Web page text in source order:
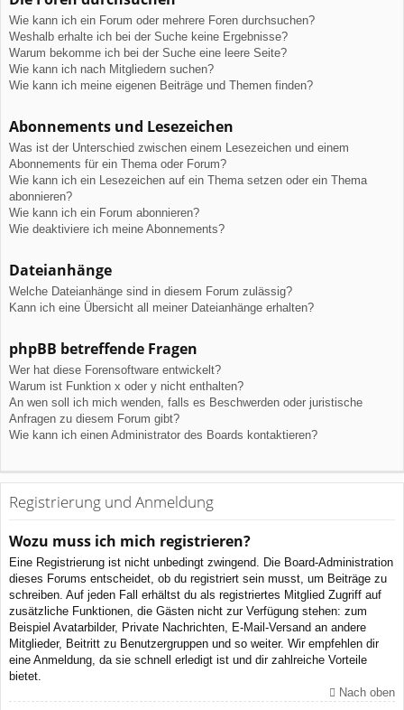
Wie kann ich ein Forum oder mehrere Foren durchsuchen?
Weshalb erhalte ich bei der Suche keine Ergebnisse?
Warum bekomme ich bei der Suche eine leere Seite?
Wie kann ich nach Mitgliedern suchen?
Wie kann ich meine eigenen Beiträge und Themen finden?
Abonnements und Lesezeichen
Was ist der Unterschied zwischen einem Lesezeichen und einem
Abonnements für ein Thema oder Forum?
Wie kann ich ein Lesezeichen auf ein Thema setzen oder ein Thema
abonnieren?
Wie kann ich ein Forum abonnieren?
Wie deaktiviere ich meine Abonnements?
Dateianhänge
Welche Dateianhänge sind in diesem Forum zulässig?
Kann ich eine Übersicht all meiner Dateianhänge erhalten?
phpBB betreffende Fragen
Wer hat diese Forensoftware entwickelt?
Warum ist Funktion x oder y nicht enthalten?
An wen soll ich mich wenden, falls es Beschwerden oder juristische
Anfragen zu diesem Forum gibt?
Wie kann ich einen Administrator des Boards kontaktieren?
Registrierung und Anmeldung
Wozu muss ich mich registrieren?
Eine Registrierung ist nicht unbedingt zwingend. Die Board-Administration
dieses Forums entscheidet, ob du registriert sein musst, um Beiträge zu
schreiben. Auf jeden Fall erhältst du als registriertes Mitglied Zugriff auf
zusätzliche Funktionen, die Gästen nicht zur Verfügung stehen: zum
Beispiel Avatarbilder, Private Nachrichten, E-Mail-Versand an andere
Mitglieder, Beitritt zu Benutzergruppen und so weiter. Wir empfehlen dir
eine Anmeldung, da sie schnell erledigt ist und dir zahlreiche Vorteile
bietet.
Nach oben